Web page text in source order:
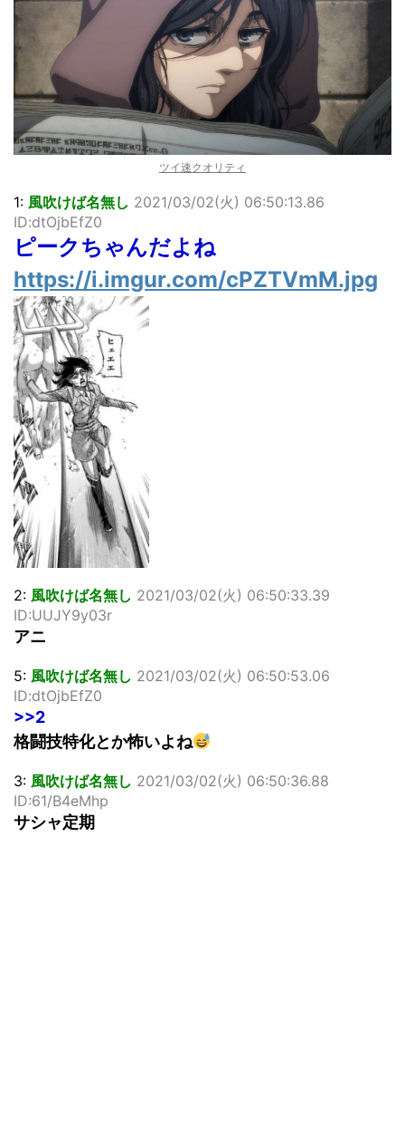
えてしまう
北原ももさんの挑発!!!
【画像】顔100点、体30点の女ｗｗｗ
…背が高い娘
佐藤絢音ちゃん(11)が万バズ！！
「洋画に日本版主題歌は必要か?」論争
超能力が使えるようになったので限界まで極める事にした件
【画像】『プリズマ☆イリヤ』の新グッズ、流石に一線を越
えてしまう
敵「ダンクーガは合体するまでが長過ぎてつまらない」←合
まとめチェッカーは閉鎖しました。RSSの解除をお願いしま
す。
【信長の野望・新生】米問屋をどういう時にどこに建てるの
かわからない
NHKにようこそ！を見終えたんだがｗｗｗ
Powered by livedoor 相互RSS
ツイ速クオリティ
1: 風吹けば名無し 2021/03/02(火) 06:50:13.86
ID:dtOjbEfZ0
ピークちゃんだよね
https://i.imgur.com/cPZTVmM.jpg
2: 風吹けば名無し 2021/03/02(火) 06:50:33.39
ID:UUJY9y03r
アニ
5: 風吹けば名無し 2021/03/02(火) 06:50:53.06
ID:dtOjbEfZ0
>>2
格闘技特化とか怖いよね
3: 風吹けば名無し 2021/03/02(火) 06:50:36.88
ID:61/B4eMhp
サシャ定期